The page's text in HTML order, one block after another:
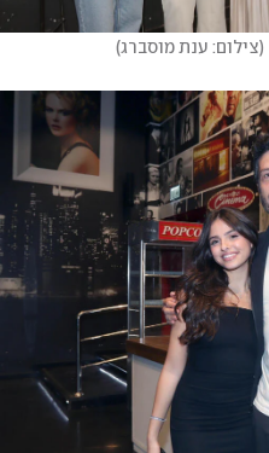
(צילום: ענת מוסברג)